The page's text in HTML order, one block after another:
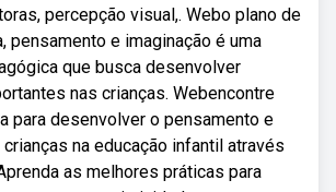
percepção visual,. Webo plano de
pensamento e imaginação é uma
que busca desenvolver
nas crianças. Webencontre
para desenvolver o pensamento e
na educação infantil através
as melhores práticas para